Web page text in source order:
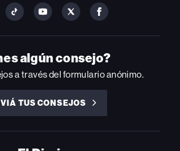
FOLLOW
ON
YOUTUBE
FOLLOW
ON
YOUTUBE
FOLLOW
ON
FOLLOW
ON
FACEBOOK
algún consejo?
a través del formulario anónimo.
TUS CONSEJOS